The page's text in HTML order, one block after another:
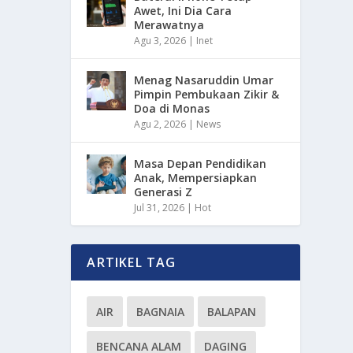
Awet, Ini Dia Cara
Merawatnya
Agu 3, 2026 | Inet
Menag Nasaruddin Umar
Pimpin Pembukaan Zikir &
Doa di Monas
Agu 2, 2026 | News
Masa Depan Pendidikan
Anak, Mempersiapkan
Generasi Z
Jul 31, 2026 | Hot
ARTIKEL TAG
AIR BAGNAIA BALAPAN
BENCANA ALAM DAGING